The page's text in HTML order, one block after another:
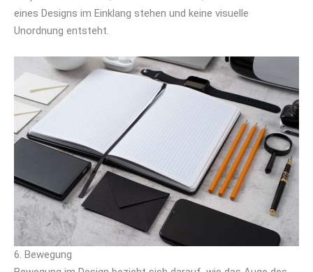
eines Designs im Einklang stehen und keine visuelle
Unordnung entsteht.
6. Bewegung